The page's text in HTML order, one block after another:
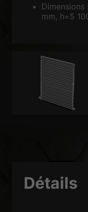
Dimensions
mm, h=5
Détails